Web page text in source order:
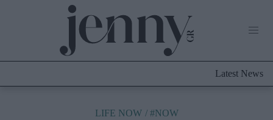
Culture
Latest News
LIFE NOW #NOW